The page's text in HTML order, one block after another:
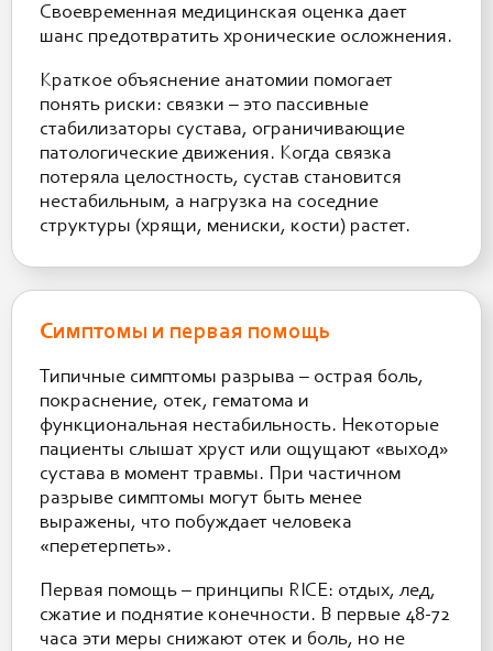
Своевременная медицинская оценка дает
шанс предотвратить хронические осложнения.
Краткое объяснение анатомии помогает
понять риски: связки – это пассивные
стабилизаторы сустава, ограничивающие
патологические движения. Когда связка
потеряла целостность, сустав становится
нестабильным, а нагрузка на соседние
структуры (хрящи, мениски, кости) растет.
Симптомы и первая помощь
Типичные симптомы разрыва – острая боль,
покраснение, отек, гематома и
функциональная нестабильность. Некоторые
пациенты слышат хруст или ощущают «выход»
сустава в момент травмы. При частичном
разрыве симптомы могут быть менее
выражены, что побуждает человека
«перетерпеть».
Первая помощь – принципы RICE: отдых, лед,
сжатие и поднятие конечности. В первые 48-72
часа эти меры снижают отек и боль, но не